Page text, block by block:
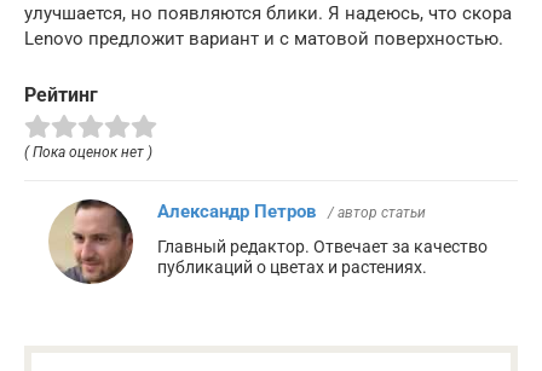
улучшается, но появляются блики. Я надеюсь, что скора
Lenovo предложит вариант и с матовой поверхностью.
Рейтинг
( Пока оценок нет )
Александр Петров / автор статьи
Главный редактор. Отвечает за качество
публикаций о цветах и растениях.